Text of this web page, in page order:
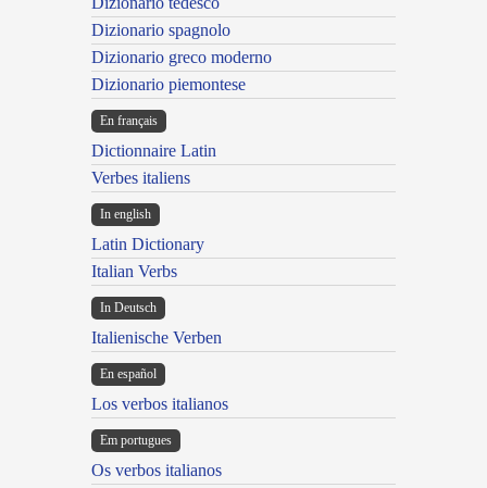
Dizionario spagnolo
Dizionario greco moderno
Dizionario piemontese
En français
Dictionnaire Latin
Verbes italiens
In english
Latin Dictionary
Italian Verbs
In Deutsch
Italienische Verben
En español
Los verbos italianos
Em portugues
Os verbos italianos